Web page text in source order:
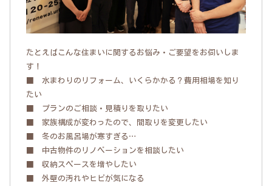
たとえばこんな住まいに関するお悩み・ご要望をお伺いしま
す！
■ 水まわりのリフォーム、いくらかかる？費用相場を知り
たい
■ プランのご相談・見積りを取りたい
■ 家族構成が変わったので、間取りを変更したい
■ 冬のお風呂場が寒すぎる…
■ 中古物件のリノベーションを相談したい
■ 収納スペースを増やしたい
■ 外壁の汚れやヒビが気になる